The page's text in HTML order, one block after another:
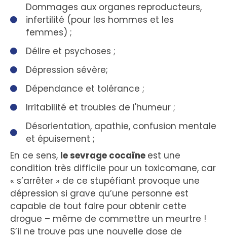
Dommages aux organes reproducteurs,
infertilité (pour les hommes et les
femmes) ;
Délire et psychoses ;
Dépression sévère;
Dépendance et tolérance ;
Irritabilité et troubles de l'humeur ;
Désorientation, apathie, confusion mentale
et épuisement ;
En ce sens, le sevrage cocaïne est une
condition très difficile pour un toxicomane, car
« s’arrêter » de ce stupéfiant provoque une
dépression si grave qu’une personne est
capable de tout faire pour obtenir cette
drogue – même de commettre un meurtre !
S’il ne trouve pas une nouvelle dose de